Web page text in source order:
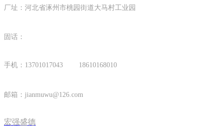
厂址：河北省涿州市桃园街道大马村工业园
固话：
手机：13701017043 18610168010
邮箱： jianmuwu@126.com
宏强盛德